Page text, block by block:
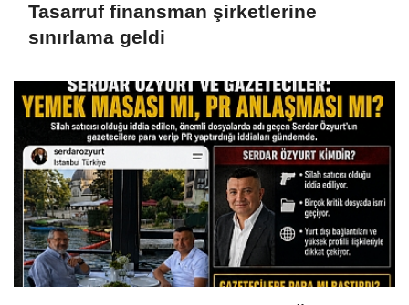
Tasarruf finansman şirketlerine
sınırlama geldi